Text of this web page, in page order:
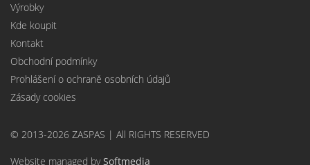
Výrobky
Kde koupit
Kontakt
Obchodní podmínky
Prohlášení o ochraně osobních údajů
Zásady cookies
© 2013-2026 ZASPAS | All RIGHTS RESERVED
Website managed bySoftmedia